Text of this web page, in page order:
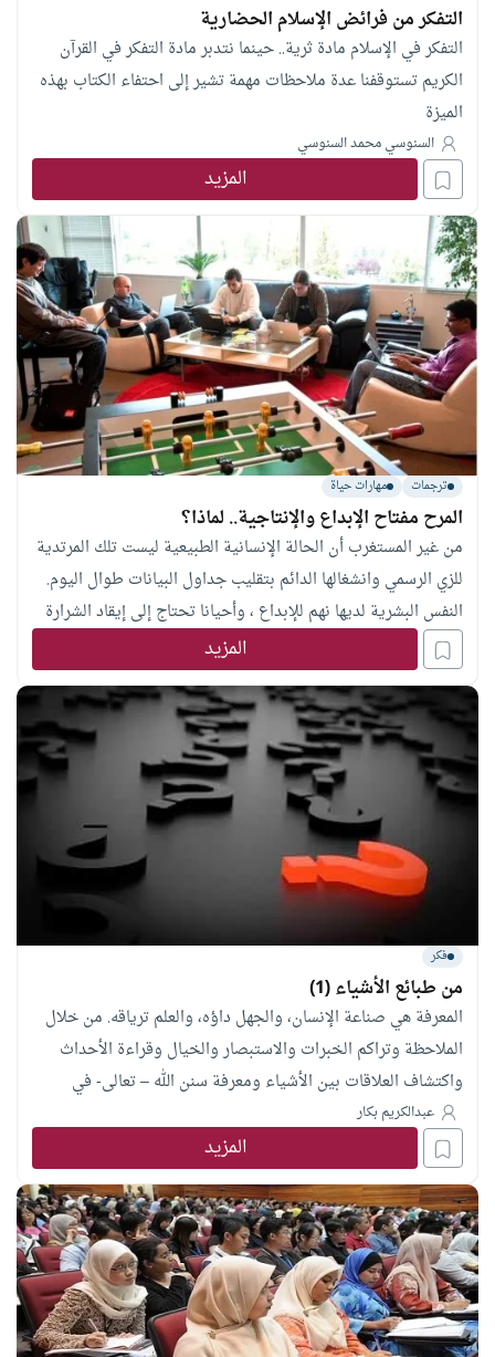
التفكر من فرائض الإسلام الحضارية
التفكر في الإسلام مادة ثرية.. حينما نتدبر مادة التفكر في القرآن
الكريم تستوقفنا عدة ملاحظات مهمة تشير إلى احتفاء الكتاب بهذه
الميزة
السنوسي محمد السنوسي
المزيد
ترجمات مهارات حياة
المرح مفتاح الإبداع والإنتاجية.. لماذا؟
من غير المستغرب أن الحالة الإنسانية الطبيعية ليست تلك المرتدية
للزي الرسمي وانشغالها الدائم بتقليب جداول البيانات طوال اليوم.
النفس البشرية لديها نهم للإبداع ، وأحيانا تحتاج إلى إيقاد الشرارة
الإبداعية وتغذيته، حتى إذا كانت بأساليب تتسم بطابع الغرابة
المزيد
فكر
من طبائع الأشياء (1)
المعرفة هي صناعة الإنسان، والجهل داؤه، والعلم ترياقه. من خلال
الملاحظة وتراكم الخبرات والاستبصار والخيال وقراءة الأحداث
واكتشاف العلاقات بين الأشياء ومعرفة سنن الله – تعالى- في
الخلق من خلال كل ذلك نبني معارفنا، نكوّن انطباعاتنا، وننظم
بالتالي مواقفنا وردود أفعالنا. المعرفة عبارة عن معلومات، والعلم
معارف منظمة ومبوبة. والعالم سواء أكان كبيراً أم صغيراً
عبدالكريم بكار
المزيد